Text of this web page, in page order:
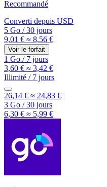
Recommandé
Converti depuis USD
5 Go /30 jours
9,01 € ≈ 8,56 €
Voir le forfait
1 Go /7 jours
3,60 € ≈ 3,42 €
Illimité /7 jours
26,14 € ≈ 24,83 €
3 Go /30 jours
6,30 € ≈ 5,99 €